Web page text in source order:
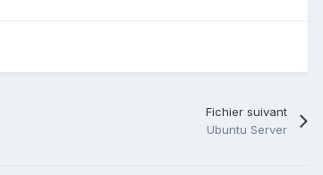
Fichier suivant
Ubuntu Server